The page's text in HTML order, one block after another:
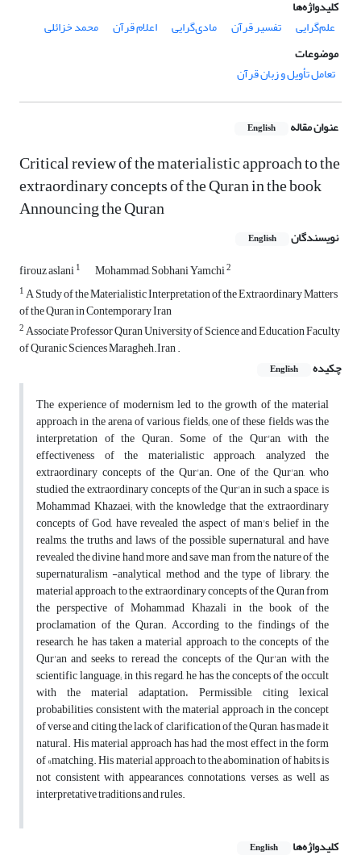
کلیدواژه‌ها
علم‌گرایی
تفسیر قرآن مادی‌گرایی اعلام قرآن
محمد خزائلی
موضوعات
تعامل تأویل و زبان قرآن
عنوان مقاله English
Critical review of the materialistic approach to the
extraordinary concepts of the Quran in the book
Announcing the Quran
نویسندگان English
firouz aslani1 Mohammad, Sobhani Yamchi2
1A Study of the Materialistic Interpretation of the Extraordinary Matters
of the Quran in Contemporary Iran
2Associate Professor Quran University of Science and Education Faculty
of Quranic Sciences Maragheh.Iran .
چکیده
English
The experience of modernism led to the growth of the material
approach in the arena of various fields; one of these fields was the
interpretation of the Quran. Some of the Qur'an, with the
effectiveness of the materialistic approach, analyzed the
extraordinary concepts of the Qur'an. One of the Qur'an, who
studied the extraordinary concepts of the Qur'an in such a space, is
Mohammad Khazaei; with the knowledge that the extraordinary
concepts of God, have revealed the aspect of man's belief in the
realms, the truths and laws of the possible supernatural, and have
revealed the divine hand more and save man from the nature of the
supernaturalism -analytical method and the type of library, the
material approach to the extraordinary concepts of the Quran from
the perspective of Mohammad Khazali in the book of the
proclamation of the Quran. According to the findings of the
research, he has taken a material approach to the concepts of the
Qur'an and seeks to reread the concepts of the Qur'an with the
scientific language; in this regard, he has the concepts of the occult
with the material adaptation، Permissible, citing lexical
probabilities consistent with the material approach in the concept
of verse and citing the lack of clarification of the Quran, has made it
natural. His material approach has had the most effect in the form
of «matching. His material approach to the abomination of habits is
not consistent with appearances, connotations, verses, as well as
interpretative traditions and rules.
کلیدواژه‌ها English